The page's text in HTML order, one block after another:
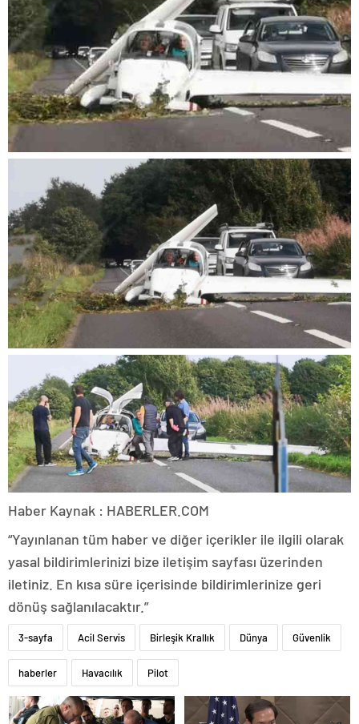
Haber Kaynak : HABERLER.COM
“Yayınlanan tüm haber ve diğer içerikler ile ilgili olarak
yasal bildirimlerinizi bize iletişim sayfası üzerinden
iletiniz. En kısa süre içerisinde bildirimlerinize geri
dönüş sağlanılacaktır.”
3-sayfa Acil Servis Birleşik Krallık Dünya Güvenlik
haberler Havacılık Pilot